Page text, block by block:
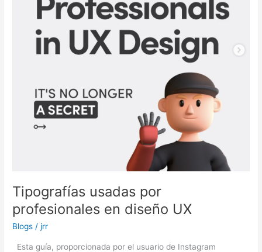
Tipografías usadas por
profesionales en diseño UX
Blogs /jrr
Esta guía, proporcionada por el usuario de Instagram